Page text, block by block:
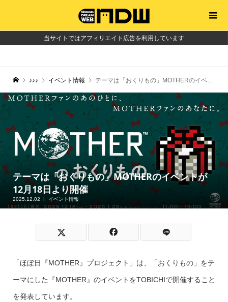
当サイトではアフィリエイト広告を利用しています
♪♪♪ イベント情報 テーマは「おくりもの」MOTHERのイベントが12月18日より開催
テーマは「おくりもの」MOTHERのイベントが
12月18日より開催
2025.12.02 イベント情報
「ほぼ日『MOTHER』プロジェクト」は、「おくりもの」をテ
ーマにした『MOTHER』のイベントをTOBICHIで開催すること
を発表しています。